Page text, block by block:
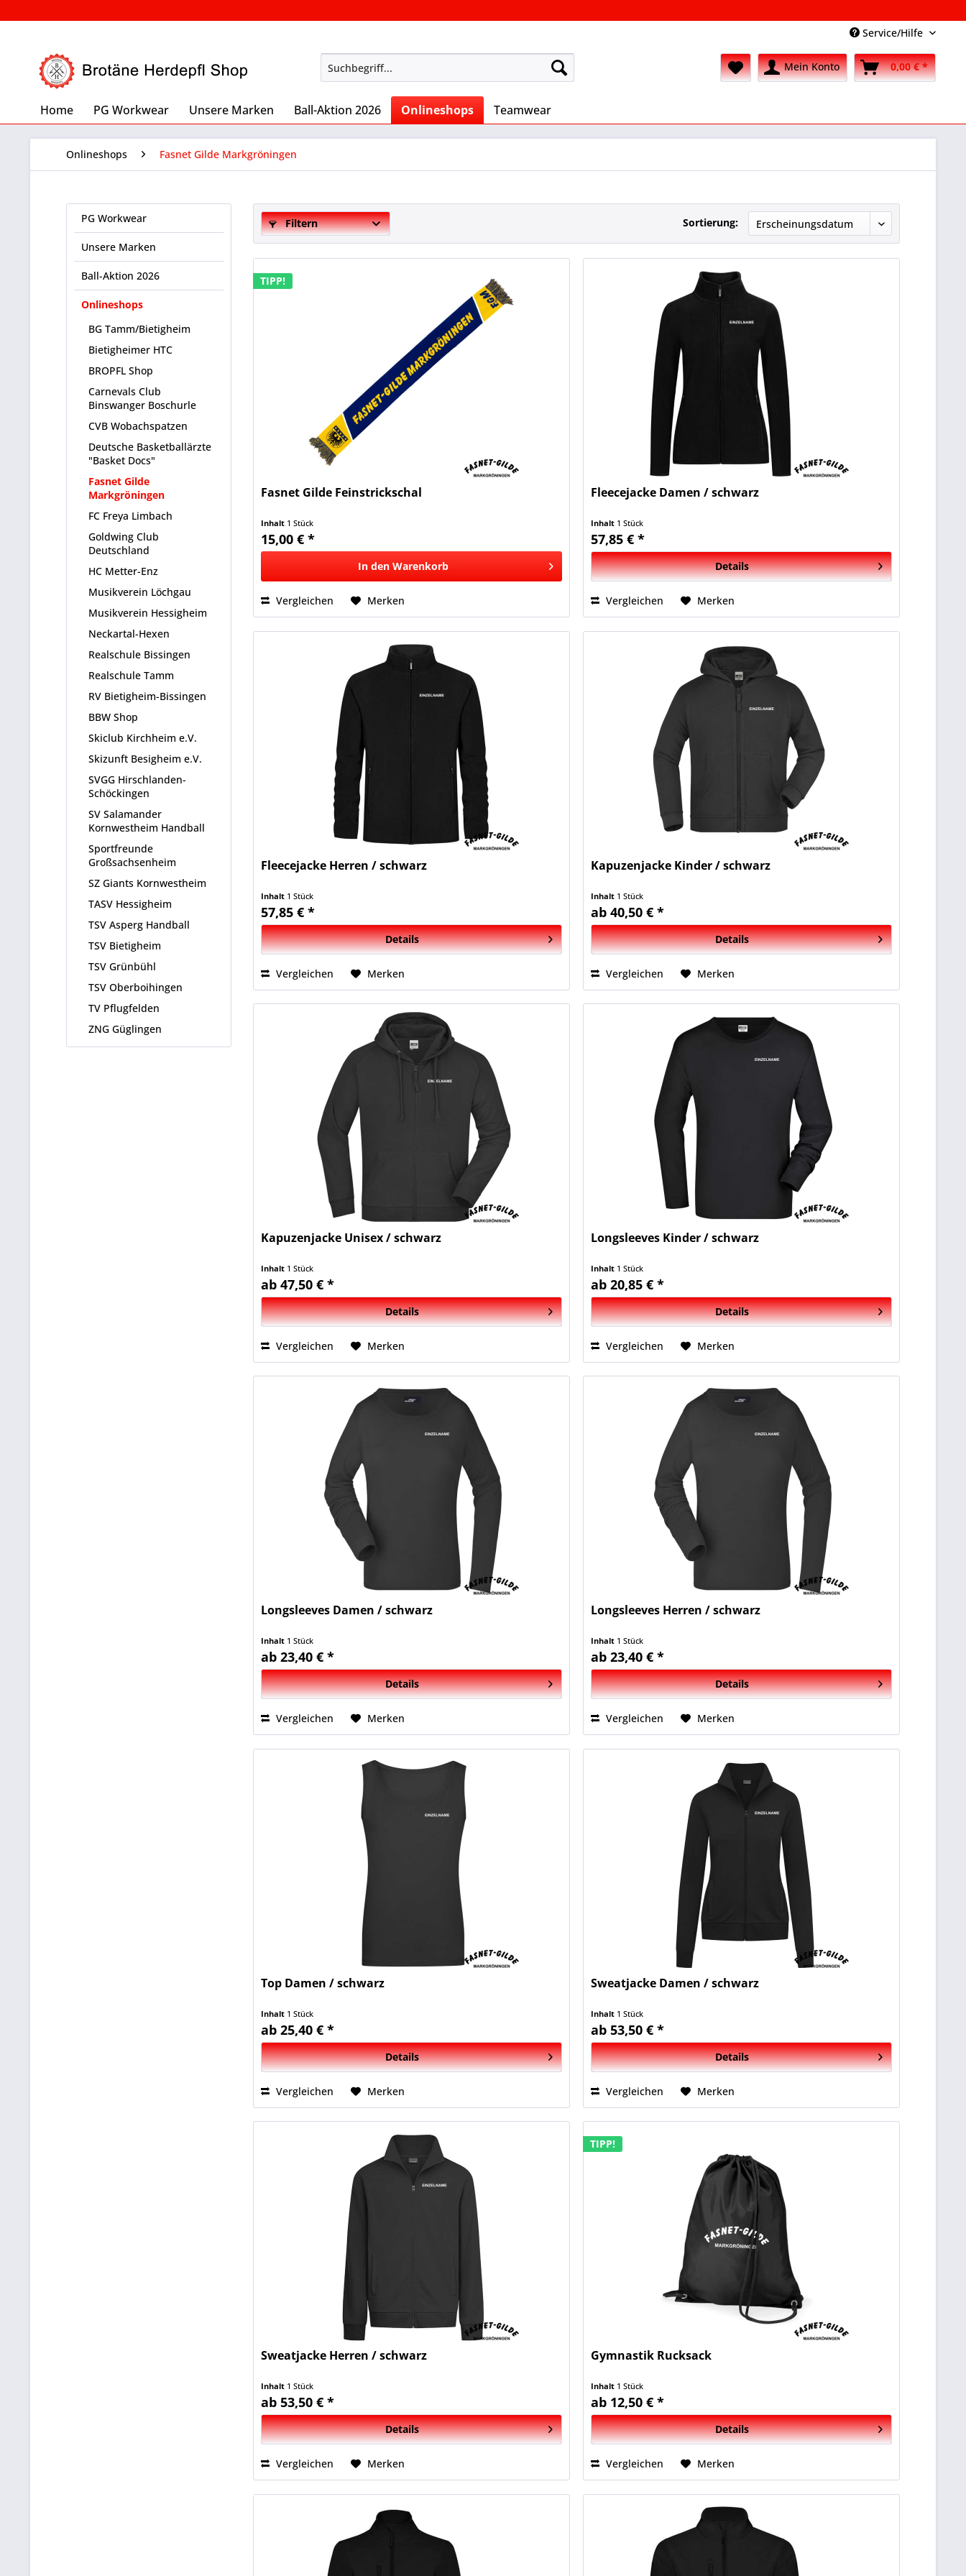
Service/Hilfe
Mein Konto 0,00 € *
Home PG Workwear Unsere Marken Ball-Aktion 2026 Onlineshops Teamwear
Onlineshops Fasnet Gilde Markgröningen
PG Workwear
Unsere Marken
Ball-Aktion 2026
Onlineshops
BG Tamm/Bietigheim
Bietigheimer HTC
BROPFL Shop
Carnevals Club
Binswanger Boschurle
CVB Wobachspatzen
Deutsche Basketballärzte
"Basket Docs"
Fasnet Gilde
Markgröningen
FC Freya Limbach
Goldwing Club
Deutschland
HC Metter-Enz
Musikverein Löchgau
Musikverein Hessigheim
Neckartal-Hexen
Realschule Bissingen
Realschule Tamm
RV Bietigheim-Bissingen
BBW Shop
Skiclub Kirchheim e.V.
Skizunft Besigheim e.V.
SVGG Hirschlanden-
Schöckingen
SV Salamander
Kornwestheim Handball
Sportfreunde
Großsachsenheim
SZ Giants Kornwestheim
TASV Hessigheim
TSV Asperg Handball
TSV Bietigheim
TSV Grünbühl
TSV Oberboihingen
TV Pflugfelden
ZNG Güglingen
Filtern Sortierung:
TIPP!
Fasnet Gilde Feinstrickschal
Inhalt 1 Stück
15,00 € *
In den Warenkorb
Hinzugefügt
Vergleichen Merken
Fleecejacke Damen / schwarz
Inhalt 1 Stück
57,85 € *
Details
Vergleichen Merken
Fleecejacke Herren / schwarz
Inhalt 1 Stück
57,85 € *
Details
Vergleichen Merken
Kapuzenjacke Kinder / schwarz
Inhalt 1 Stück
ab 40,50 € *
Details
Vergleichen Merken
Kapuzenjacke Unisex / schwarz
Inhalt 1 Stück
ab 47,50 € *
Details
Vergleichen Merken
Longsleeves Kinder / schwarz
Inhalt 1 Stück
ab 20,85 € *
Details
Vergleichen Merken
Longsleeves Damen / schwarz
Inhalt 1 Stück
ab 23,40 € *
Details
Vergleichen Merken
Longsleeves Herren / schwarz
Inhalt 1 Stück
ab 23,40 € *
Details
Vergleichen Merken
Top Damen / schwarz
Inhalt 1 Stück
ab 25,40 € *
Details
Vergleichen Merken
Sweatjacke Damen / schwarz
Inhalt 1 Stück
ab 53,50 € *
Details
Vergleichen Merken
Sweatjacke Herren / schwarz
Inhalt 1 Stück
ab 53,50 € *
Details
Vergleichen Merken
TIPP!
Gymnastik Rucksack
Inhalt 1 Stück
ab 12,50 € *
Details
Vergleichen Merken